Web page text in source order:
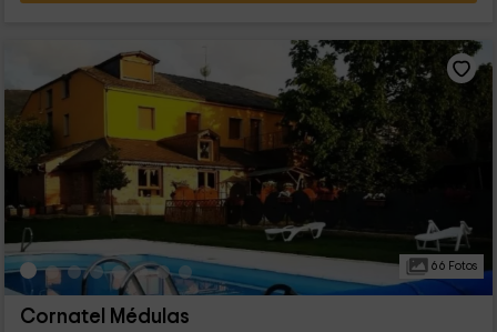
66 Fotos
Cornatel Médulas